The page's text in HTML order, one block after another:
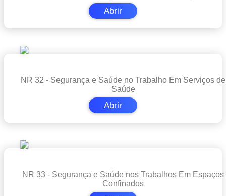
Abrir
NR 32 - Segurança e Saúde no Trabalho Em Serviços de
Saúde
Abrir
NR 33 - Segurança e Saúde nos Trabalhos Em Espaços
Confinados